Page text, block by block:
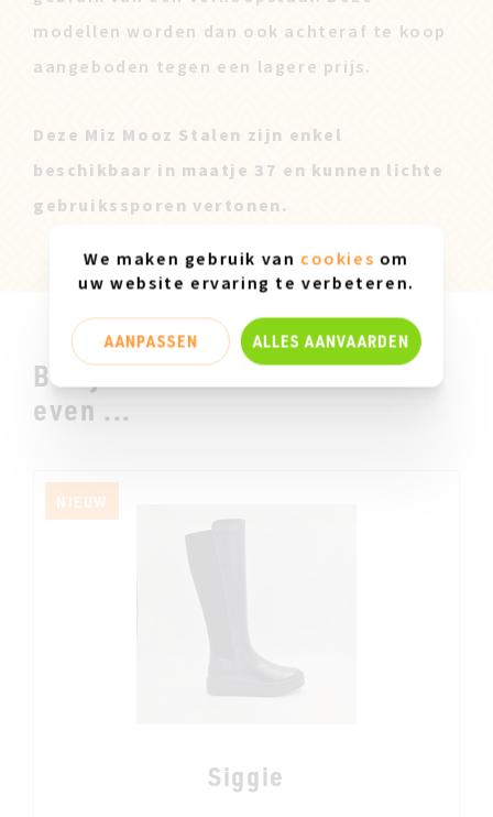
modellen worden dan ook achteraf te koop
aangeboden tegen een lagere prijs.
Deze Miz Mooz Stalen zijn enkel
beschikbaar in maatje 37 en kunnen lichte
gebruikssporen vertonen.
Bekijk ook zeker en vast deze
even ...
NIEUW
Siggie
We maken gebruik van cookies om
uw website ervaring te verbeteren.
AANPASSEN ALLES AANVAARDEN